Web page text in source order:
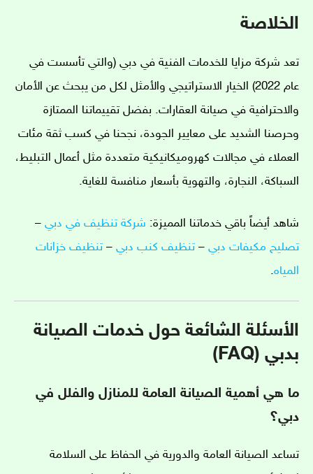
الخلاصة
تعد شركة مزايا للخدمات الفنية في دبي (والتي تأسست في
عام 2022) الخيار الاستراتيجي والأمثل لكل من يبحث عن الأمان
والاحترافية في صيانة العقارات. بفضل تقييماتنا الممتازة
وحرصنا الشديد على معايير الجودة، نجحنا في كسب ثقة مئات
العملاء في مجالات كهروميكانيكية متعددة مثل أعمال التبليط،
السباكة، النجارة، والتهوية بأسعار منافسة للغاية.
شاهد أيضاً باقي خدماتنا المميزة: شركة تنظيف في دبي –
تصليح مكيفات دبي – تنظيف كنب دبي – تنظيف خزانات
المياه.
الأسئلة الشائعة حول خدمات الصيانة
بدبي (FAQ)
ما هي أهمية الصيانة العامة للمنازل والفلل في
دبي؟
تساعد الصيانة العامة والدورية في الحفاظ على السلامة